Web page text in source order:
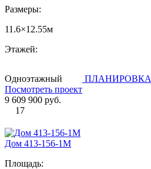
Размеры:
11.6×12.55м
Этажей:
Одноэтажный
ПЛАНИРОВКА
Посмотреть проект
9 609 900 руб.
17
Дом 413-156-1М
Площадь: